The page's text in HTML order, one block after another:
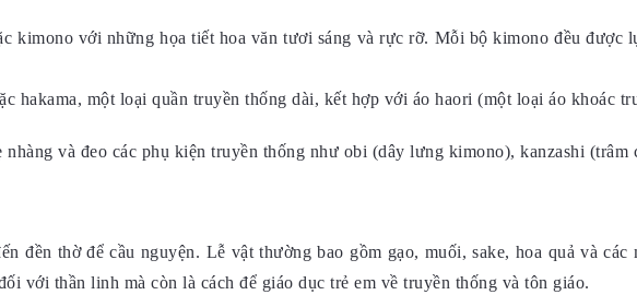
kimono với những họa tiết hoa văn tươi sáng và rực rỡ. Mỗi bộ kimono đều
hakama, một loại quần truyền thống dài, kết hợp với áo haori (một loại áo khoác
nhàng và đeo các phụ kiện truyền thống như obi (dây lưng kimono), kanzashi (trâm
đền thờ để cầu nguyện. Lễ vật thường bao gồm gạo, muối, sake, hoa quả và
với thần linh mà còn là cách để giáo dục trẻ em về truyền thống và tôn giáo.